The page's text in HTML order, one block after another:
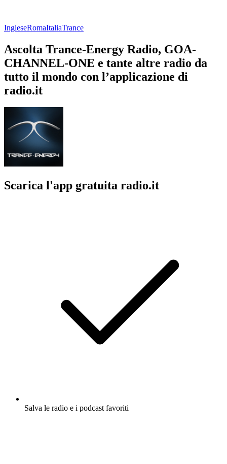
IngleseRomaItaliaTrance
Ascolta Trance-Energy Radio, GOA-
CHANNEL-ONE e tante altre radio da
tutto il mondo con l’applicazione di
radio.it
Scarica l'app gratuita radio.it
Salva le radio e i podcast favoriti